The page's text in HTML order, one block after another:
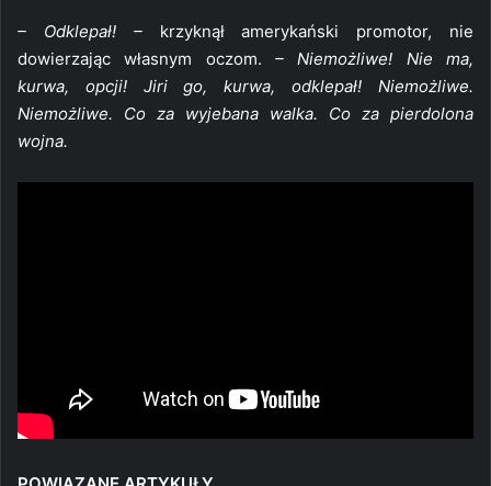
– Odklepał! –krzyknął amerykański promotor, nie
dowierzając własnym oczom. – Niemożliwe! Nie ma,
kurwa, opcji! Jiri go, kurwa, odklepał! Niemożliwe.
Niemożliwe. Co za wyjebana walka. Co za pierdolona
wojna.